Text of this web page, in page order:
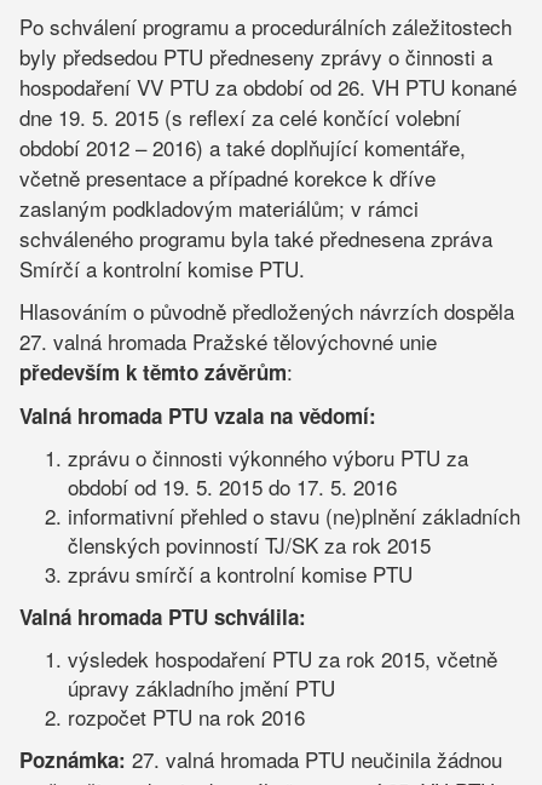
Po schválení programu a procedurálních záležitostech
byly předsedou PTU předneseny zprávy o činnosti a
hospodaření VV PTU za období od 26. VH PTU konané
dne 19. 5. 2015 (s reflexí za celé končící volební
období 2012 – 2016) a také doplňující komentáře,
včetně presentace a případné korekce k dříve
zaslaným podkladovým materiálům; v rámci
schváleného programu byla také přednesena zpráva
Smírčí a kontrolní komise PTU.
Hlasováním o původně předložených návrzích dospěla
27. valná hromada Pražské tělovýchovné unie
především k těmto závěrům:
Valná hromada PTU vzala na vědomí:
zprávu o činnosti výkonného výboru PTU za
období od 19. 5. 2015 do 17. 5. 2016
informativní přehled o stavu (ne)plnění základních
členských povinností TJ/SK za rok 2015
zprávu smírčí a kontrolní komise PTU
Valná hromada PTU schválila:
výsledek hospodaření PTU za rok 2015, včetně
úpravy základního jmění PTU
rozpočet PTU na rok 2016
Poznámka: 27. valná hromada PTU neučinila žádnou